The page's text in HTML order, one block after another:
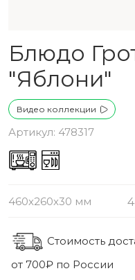
Блюдо
"Яблони"
Видео коллекции
Артикул: 478317
460х260х30 мм
Стоимость
от 700₽ по России